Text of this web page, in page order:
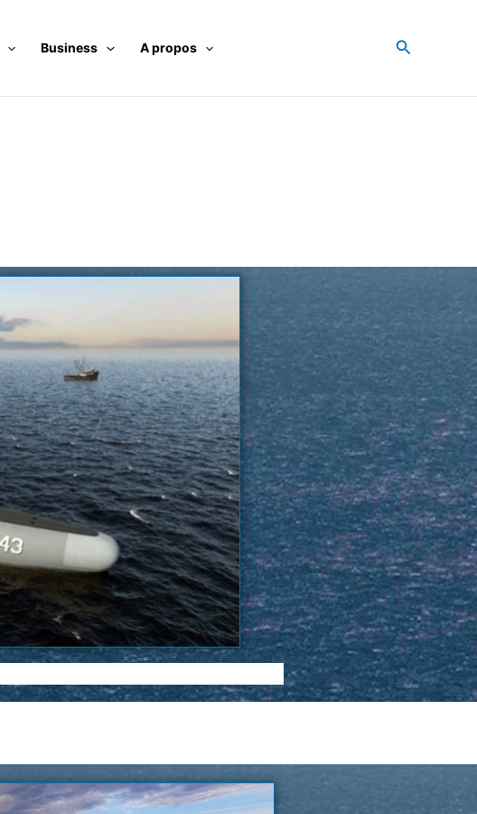
Business A propos